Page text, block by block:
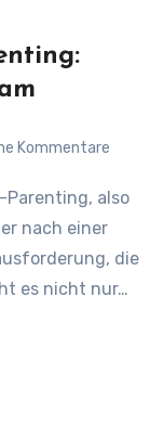
Kommentare
nach einer
die
es nicht nur…